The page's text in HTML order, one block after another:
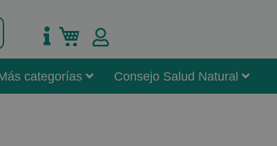
Mi carrito
categorías Consejo Salud Natural